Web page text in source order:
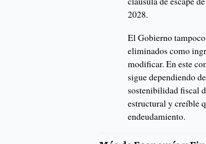
2028.
El Gobierno
eliminados como
modificar. En este
sigue dependiendo
sostenibilidad fiscal
estructural y creíble
endeudamiento.